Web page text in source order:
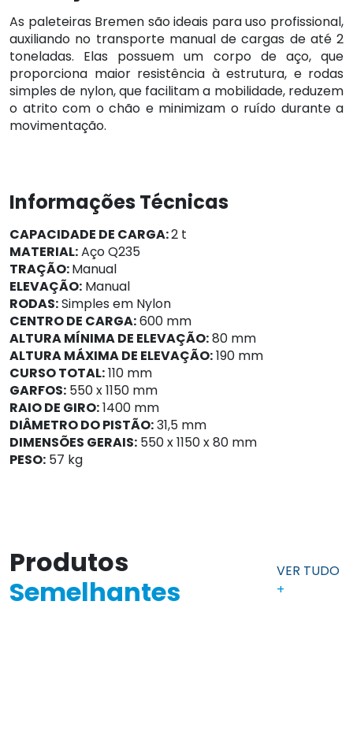
As paleteiras Bremen são ideais para uso profissional,
auxiliando no transporte manual de cargas de até 2
toneladas. Elas possuem um corpo de aço, que
proporciona maior resistência à estrutura, e rodas
simples de nylon, que facilitam a mobilidade, reduzem
o atrito com o chão e minimizam o ruído durante a
movimentação.
Informações Técnicas
CAPACIDADE DE CARGA:2 t
MATERIAL:Aço Q235
TRAÇÃO:Manual
ELEVAÇÃO: Manual
RODAS:Simples em Nylon
CENTRO DE CARGA:600 mm
ALTURA MÍNIMA DE ELEVAÇÃO:80 mm
ALTURA MÁXIMA DE ELEVAÇÃO:190 mm
CURSO TOTAL:110 mm
GARFOS: 550 x 1150 mm
RAIO DE GIRO:1400 mm
DIÂMETRO DO PISTÃO:31,5 mm
DIMENSÕES GERAIS: 550 x 1150 x 80 mm
PESO: 57 kg
Produtos
Semelhantes
VER TUDO
+